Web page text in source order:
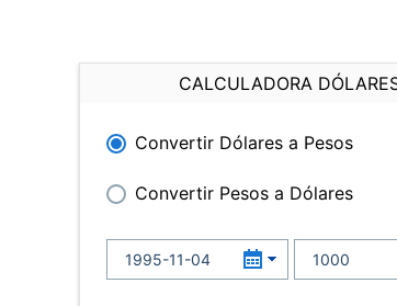
CALCULADORA
Convertir Dólares a Pesos
Convertir Pesos a Dólares